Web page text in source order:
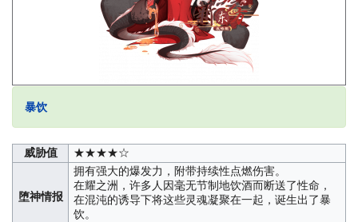
暴饮
威胁值 ★★★★☆
堕神情报
拥有强大的爆发力，附带持续性点燃伤害。
在耀之洲，许多人因毫无节制地饮酒而断送了性命，
在混沌的诱导下将这些灵魂凝聚在一起，诞生出了暴
饮。